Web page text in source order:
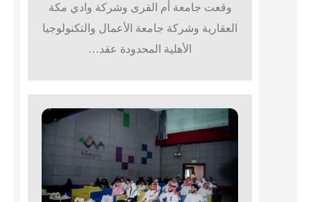
وقعت جامعة أم القرى وشركة وادي مكة
العقارية وشركة جامعة الأعمال والتكنولوجيا
الأهلية المحدودة عقد…